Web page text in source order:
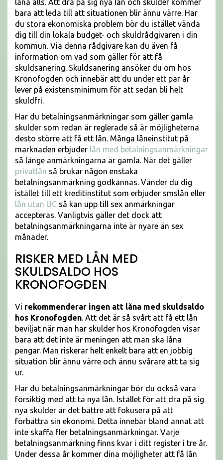
låna alls. Att dra på sig nya lån och skulder kommer
bara att leda till att situationen blir ännu värre. Har
du stora ekonomiska problem bör du istället vända
dig till din lokala budget- och skuldrådgivaren i din
kommun. Via denna rådgivare kan du även få
information om vad som gäller för att få
skuldsanering. Skuldsanering ansöker du om hos
Kronofogden och innebär att du under ett par år
lever på existensminimum för att sedan bli helt
skuldfri.
Har du betalningsanmärkningar som gäller gamla
skulder som redan är reglerade så är möjligheterna
desto större att få ett lån. Många låneinstitut på
marknaden erbjuder lån med betalningsanmärkningar
så länge anmärkningarna är gamla. När det gäller
privatlån så brukar någon enstaka
betalningsanmärkning godkännas. Vänder du dig
istället till ett kreditinstitut som erbjuder smslån eller
lån utan UC så kan upp till sex anmärkningar
accepteras. Vanligtvis gäller det dock att
betalningsanmärkningarna inte är nyare än sex
månader.
RISKER MED LÅN MED
SKULDSALDO HOS
KRONOFOGDEN
Vi rekommenderar ingen att låna med skuldsaldo
hos Kronofogden. Att det är så svårt att få ett lån
beviljat när man har skulder hos Kronofogden visar
bara att det inte är meningen att man ska låna
pengar. Man riskerar helt enkelt bara att en jobbig
situation blir ännu värre och ännu svårare att ta sig
ur.
Har du betalningsanmärkningar bör du också vara
försiktig med att ta nya lån. Istället för att dra på sig
nya skulder är det bättre att fokusera på att
förbättra sin ekonomi. Detta innebär bland annat att
inte skaffa fler betalningsanmärkningar. Varje
betalningsanmärkning finns kvar i ditt register i tre år.
Under dessa år kommer dina möjligheter att få lån